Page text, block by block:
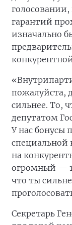
гарантий
изначально
пожалуйста,
сильнее. То,
депутатом
У нас бонусы
специальной
на
огромный —
что ты
Секретарь